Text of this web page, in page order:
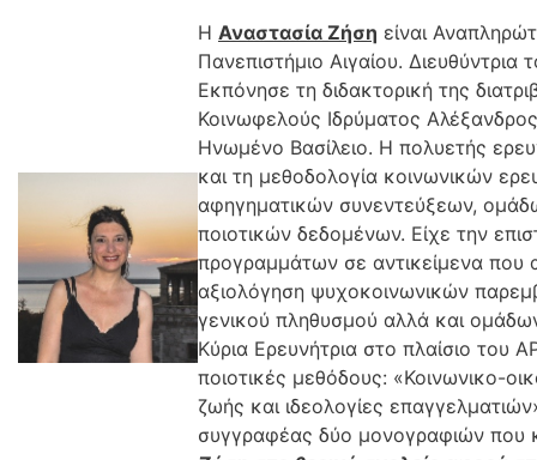
Η Αναστασία Ζήση είναι
Πανεπιστήμιο Αιγαίου.
Εκπόνησε τη διδακτορική της
Κοινωφελούς Ιδρύματος
Ηνωμένο Βασίλειο. Η πολυετής
και τη μεθοδολογία κοινωνικών
αφηγηματικών συνεντεύξεων,
ποιοτικών δεδομένων. Είχε την
προγραμμάτων σε αντικείμενα που
αξιολόγηση ψυχοκοινωνικών
γενικού πληθυσμού αλλά και
Κύρια Ερευνήτρια στο πλαίσιο του
ποιοτικές μεθόδους: «Κοινωνικο-
ζωής και ιδεολογίες
συγγραφέας δύο μονογραφιών